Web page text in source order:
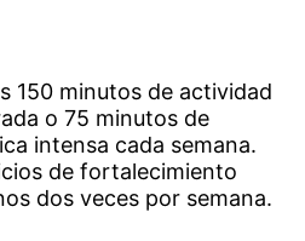
150 minutos de actividad
o 75 minutos de
intensa cada semana.
de fortalecimiento
dos veces por semana.